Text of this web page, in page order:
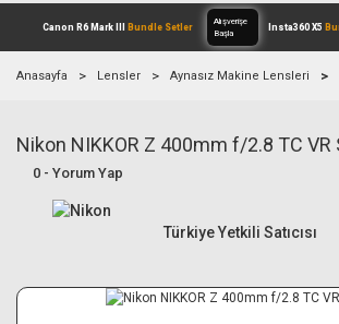
Canon R6 Mark IIIBundle Setler
Anasayfa Lensler Aynasız Makine Lensleri
Nikon NIKKOR Z 400mm f/2.8 TC VR
0 - Yorum Yap
Türkiye Yetkili Satıcısı